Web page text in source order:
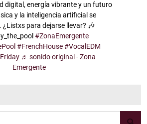
digital, energía vibrante y un futuro
y la inteligencia artificial se
¿Listxs para dejarse llevar? 🎶
#ZonaEmergente
#FrenchHouse #VocalEDM
♬ sonido original - Zona
Emergente